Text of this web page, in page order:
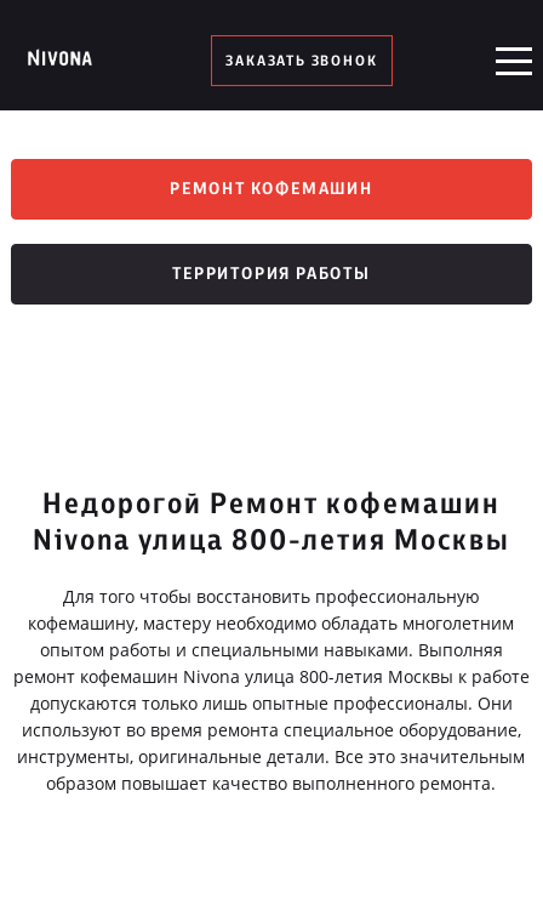
ЗАКАЗАТЬ ЗВОНОК
РЕМОНТ КОФЕМАШИН
ТЕРРИТОРИЯ РАБОТЫ
Недорогой Ремонт кофемашин
Nivona улица 800-летия Москвы
Для того чтобы восстановить профессиональную
кофемашину, мастеру необходимо обладать многолетним
опытом работы и специальными навыками. Выполняя
ремонт кофемашин Nivona улица 800-летия Москвы к работе
допускаются только лишь опытные профессионалы. Они
используют во время ремонта специальное оборудование,
инструменты, оригинальные детали. Все это значительным
образом повышает качество выполненного ремонта.